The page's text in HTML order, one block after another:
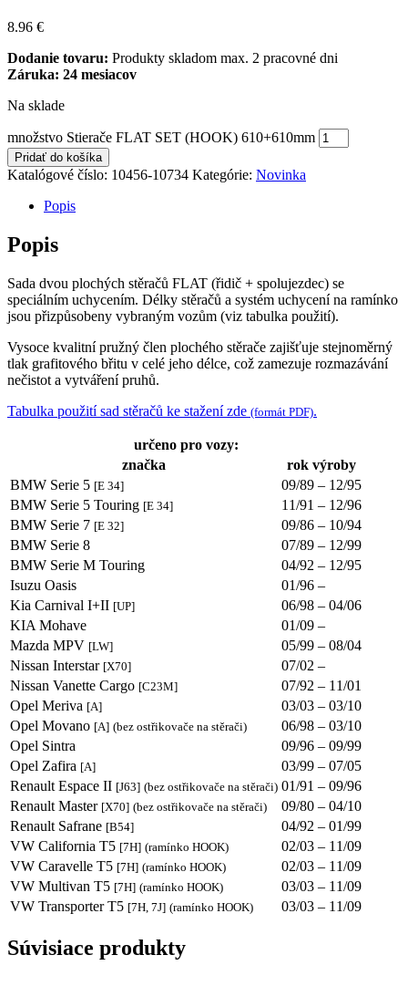
8.96 €
Dodanie tovaru: Produkty skladom max. 2 pracovné dni
Záruka: 24 mesiacov
Na sklade
množstvo Stierače FLAT SET (HOOK) 610+610mm
Pridať do košíka
Katalógové číslo: 10456-10734 Kategórie: Novinka
Popis
Popis
Sada dvou plochých stěračů FLAT (řidič + spolujezdec) se
speciálním uchycením. Délky stěračů a systém uchycení na ramínko
jsou přizpůsobeny vybraným vozům (viz tabulka použití).
Vysoce kvalitní pružný člen plochého stěrače zajišťuje stejnoměrný
tlak grafitového břitu v celé jeho délce, což zamezuje rozmazávání
nečistot a vytváření pruhů.
Tabulka použití sad stěračů ke stažení zde (formát PDF).
určeno pro vozy:
značka
rok výroby
BMW Serie 5 [E 34]
09/89 – 12/95
BMW Serie 5 Touring [E 34]
11/91 – 12/96
BMW Serie 7 [E 32]
09/86 – 10/94
BMW Serie 8
07/89 – 12/99
BMW Serie M Touring
04/92 – 12/95
Isuzu Oasis
01/96 –
Kia Carnival I+II [UP]
06/98 – 04/06
KIA Mohave
01/09 –
Mazda MPV [LW]
05/99 – 08/04
Nissan Interstar [X70]
07/02 –
Nissan Vanette Cargo [C23M]
07/92 – 11/01
Opel Meriva [A]
03/03 – 03/10
Opel Movano [A] (bez ostřikovače na stěrači)
06/98 – 03/10
Opel Sintra
09/96 – 09/99
Opel Zafira [A]
03/99 – 07/05
Renault Espace II [J63] (bez ostřikovače na stěrači) 01/91 – 09/96
Renault Master [X70] (bez ostřikovače na stěrači)
09/80 – 04/10
Renault Safrane [B54]
04/92 – 01/99
VW California T5 [7H] (ramínko HOOK)
02/03 – 11/09
VW Caravelle T5 [7H] (ramínko HOOK)
02/03 – 11/09
VW Multivan T5 [7H] (ramínko HOOK)
03/03 – 11/09
VW Transporter T5 [7H, 7J] (ramínko HOOK) 03/03 – 11/09
Súvisiace produkty